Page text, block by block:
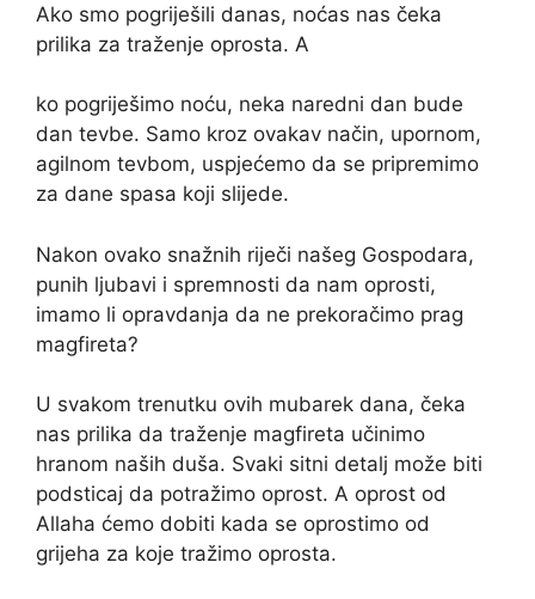
Ako smo pogriješili danas, noćas nas čeka
prilika za traženje oprosta. A
ko pogriješimo noću, neka naredni dan bude
dan tevbe. Samo kroz ovakav način, upornom,
agilnom tevbom, uspjećemo da se pripremimo
Nakon ovako snažnih riječi našeg Gospodara,
punih ljubavi i spremnosti da nam oprosti,
imamo li opravdanja da ne prekoračimo prag
magfireta?
U svakom trenutku ovih mubarek dana, čeka
nas prilika da traženje magfireta učinimo
hranom naših duša. Svaki sitni detalj može biti
podsticaj da potražimo oprost. A oprost od
Allaha ćemo dobiti kada se oprostimo od
grijeha za koje tražimo oprosta.